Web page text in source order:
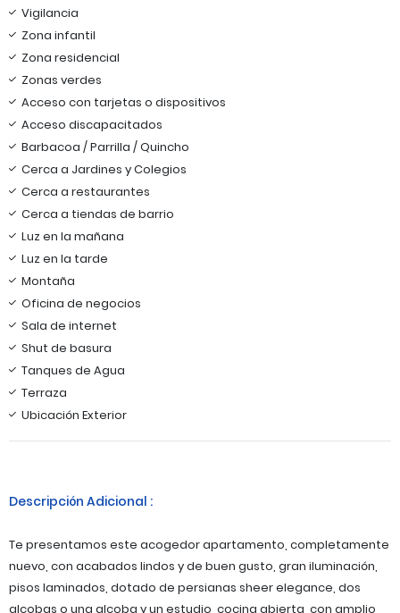
Vigilancia
Zona infantil
Zona residencial
Zonas verdes
Acceso con tarjetas o dispositivos
Acceso discapacitados
Barbacoa / Parrilla / Quincho
Cerca a Jardines y Colegios
Cerca a restaurantes
Cerca a tiendas de barrio
Luz en la mañana
Luz en la tarde
Montaña
Oficina de negocios
Sala de internet
Shut de basura
Tanques de Agua
Terraza
Ubicación Exterior
Descripción Adicional :
Te presentamos este acogedor apartamento, completamente
nuevo, con acabados lindos y de buen gusto, gran iluminación,
pisos laminados, dotado de persianas sheer elegance, dos
alcobas o una alcoba y un estudio, cocina abierta, con amplio